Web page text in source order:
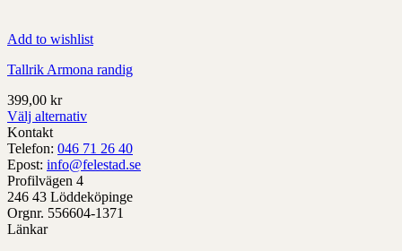
Add to wishlist
Tallrik Armona randig
399,00 kr
Välj alternativ
Denna
produkt
har
alternativ
som
kan
väljas
Kontakt
Telefon: 046 71 26 40
Epost: info@felestad.se
Profilvägen 4
246 43 Löddeköpinge
Orgnr. 556604-1371
Länkar